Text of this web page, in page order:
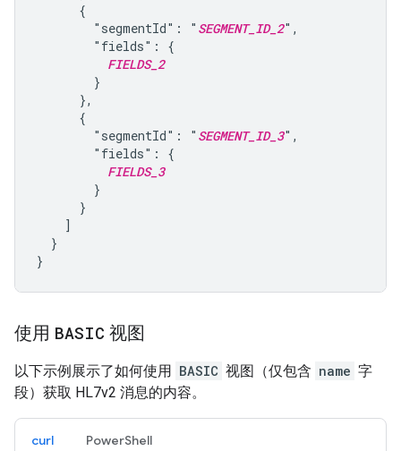
      {
        "segmentId": "
SEGMENT_ID_2",
        "fields": {
FIELDS_2
        }
      },
      {
        "segmentId": "
SEGMENT_ID_3",
        "fields": {
FIELDS_3
        }
      }
    ]
  }
使用 BASIC 视图
以下示例展示了如何使用 BASIC 视图（仅包含 name 字
段）获取 HL7v2 消息的内容。
curl PowerShell